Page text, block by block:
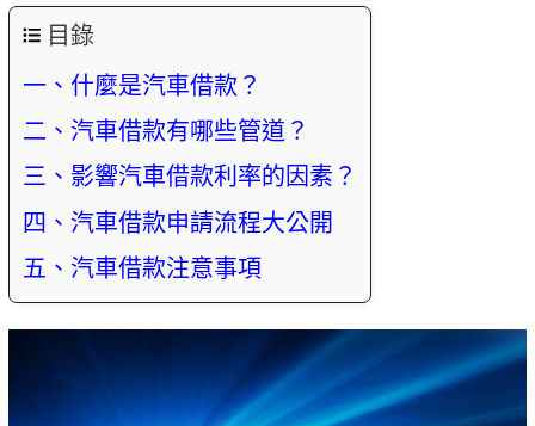
目錄
一、什麼是汽車借款？
二、汽車借款有哪些管道？
三、影響汽車借款利率的因素？
四、汽車借款申請流程大公開
五、汽車借款注意事項